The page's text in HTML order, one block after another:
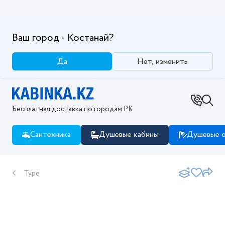
Ваш город - Костанай?
Да Нет, изменить
Бесплатная доставка по городам РК
Сантехника Душевые кабины Душевые
Type